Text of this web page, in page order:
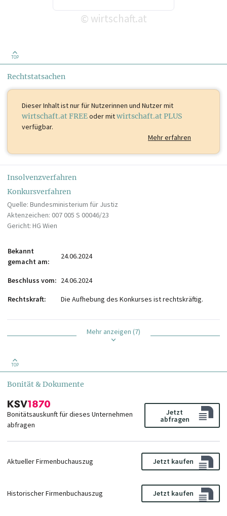
© wirtschaft.at
TOP
Rechtstatsachen
Dieser Inhalt istnur für Nutzerinnen und Nutzer mit
wirtschaft.at FREEoder mitwirtschaft.at PLUS
verfügbar.
Mehr erfahren
Insolvenzverfahren
Konkursverfahren
Quelle: Bundesministerium für Justiz
Aktenzeichen: 007 005 S 00046/23
Gericht: HG Wien
Bekannt
gemacht am
24.06.2024
Beschluss vom 24.06.2024
Rechtskraft Die Aufhebung des Konkurses ist rechtskräftig.
Mehr anzeigen (7)
TOP
Bonität & Dokumente
Bonitätsauskunft für dieses Unternehmen
abfragen
Jetzt
abfragen
Aktueller Firmenbuchauszug Jetzt kaufen
Historischer Firmenbuchauszug Jetzt kaufen